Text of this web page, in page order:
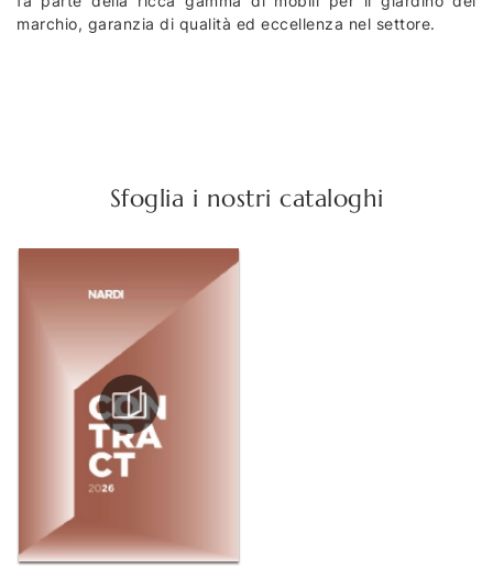
marchio, garanzia di qualità ed eccellenza nel settore.
Sfoglia i nostri cataloghi